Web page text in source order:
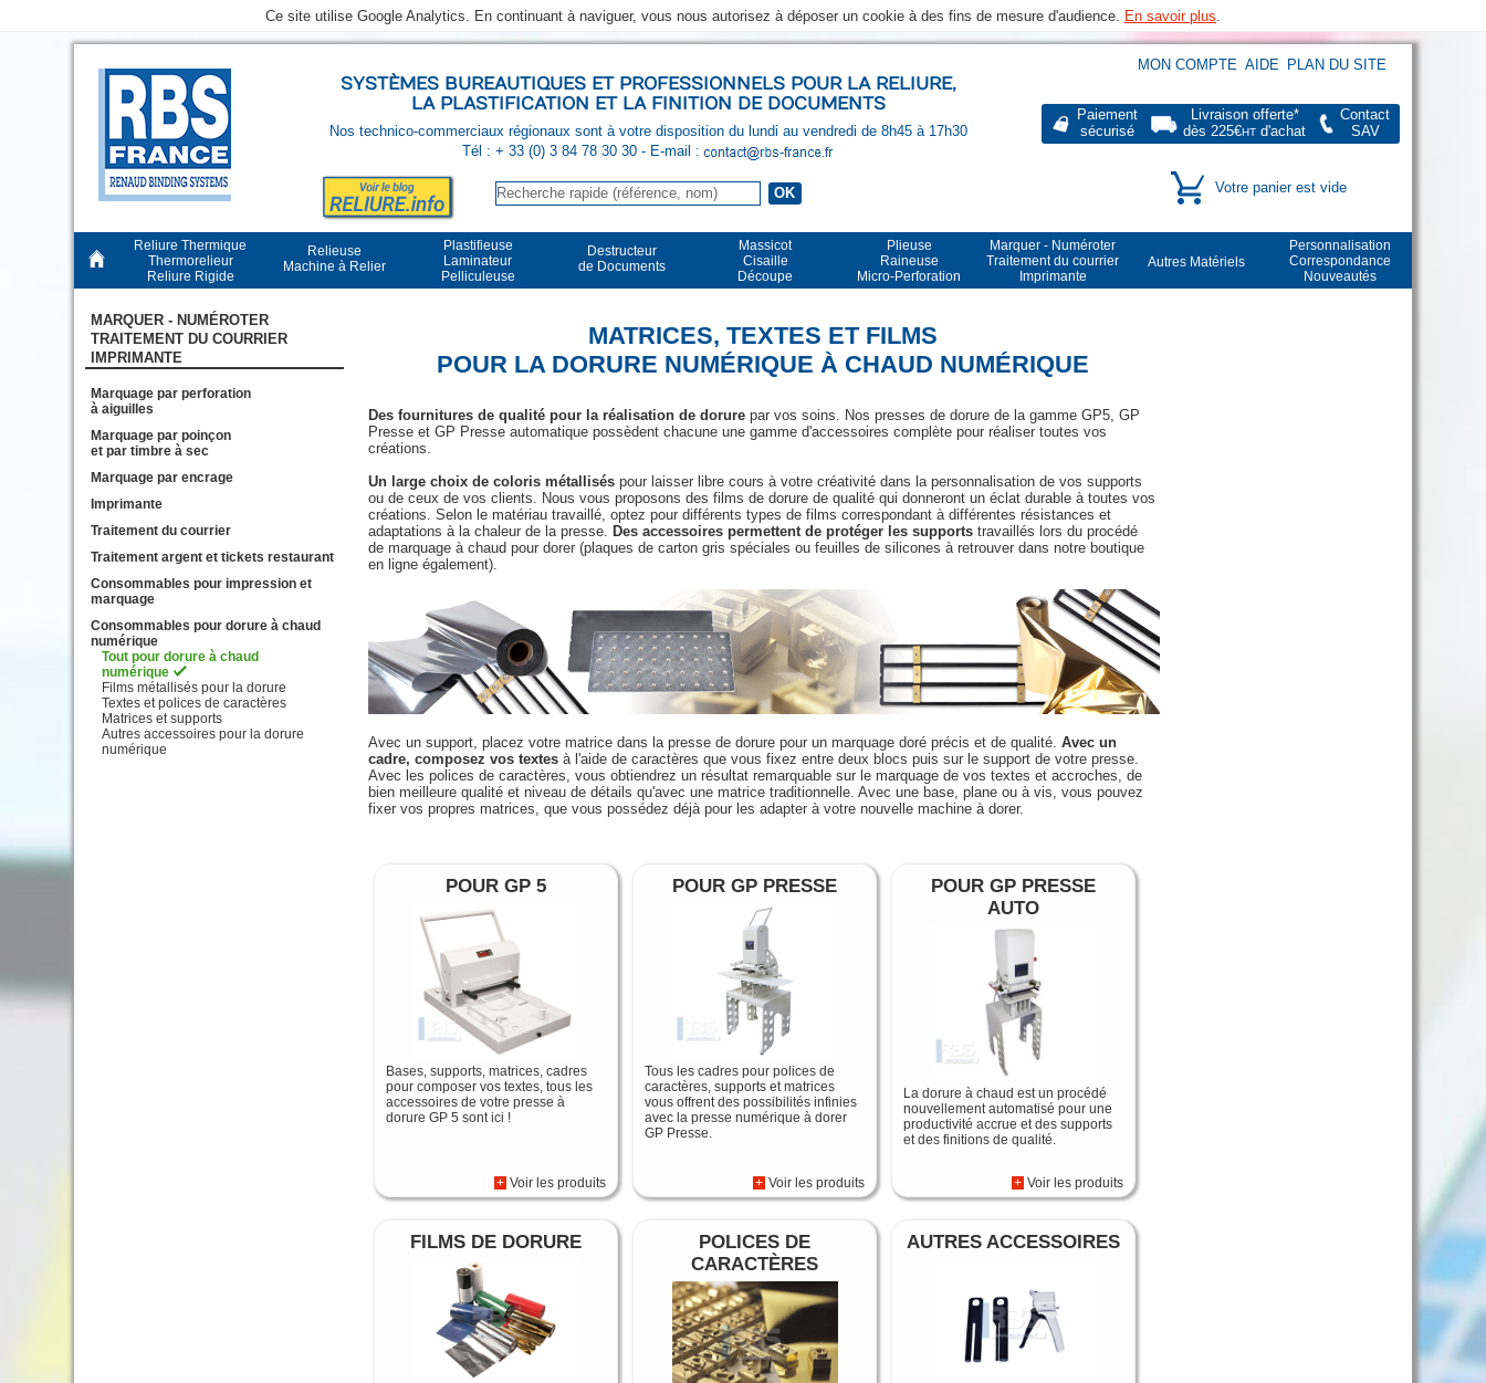
Ce site utilise Google Analytics. En continuant à naviguer, vous nous autorisez à déposer un cookie à des fins de mesure d'audience. En savoir plus
MON COMPTE AIDE PLAN DU SITE
Paiement
sécurisé
Livraison offerte*
dès 225€HT d'achat
Contact
SAV
Votre panier est vide
SYSTÈMES BUREAUTIQUES ET PROFESSIONNELS POUR LA RELIURE,
LA PLASTIFICATION ET LA FINITION DE DOCUMENTS
Nos technico-commerciaux régionaux sont à votre disposition du lundi au vendredi de 8h45 à 17h30
Tél : + 33 (0) 3 84 78 30 30 - E-mail :
Reliure Thermique
Thermorelieur
Reliure Rigide
Relieuse
Machine à Relier
Plastifieuse
Laminateur
Pelliculeuse
Destructeur
de Documents
Massicot
Cisaille
Découpe
Plieuse
Raineuse
Micro-Perforation
Marquer - Numéroter
Traitement du courrier
Imprimante
Autres Matériels
Personnalisation
Correspondance
Nouveautés
MARQUER - NUMÉROTER
TRAITEMENT DU COURRIER
IMPRIMANTE
Marquage par perforation
à aiguilles
Marquage par poinçon
et par timbre à sec
Marquage par encrage
Imprimante
Traitement du courrier
Traitement argent et tickets restaurant
Consommables pour impression et
marquage
Consommables pour dorure à chaud
numérique
Tout pour dorure à chaud
numérique
Films métallisés pour la dorure
Textes et polices de caractères
Matrices et supports
Autres accessoires pour la dorure
numérique
MATRICES, TEXTES ET FILMS
POUR LA DORURE NUMÉRIQUE À CHAUD NUMÉRIQUE
Des fournitures de qualité pour la réalisation de dorure par vos soins. Nos presses de dorure de la gamme GP5, GP
Presse et GP Presse automatique possèdent chacune une gamme d'accessoires complète pour réaliser toutes vos
créations.
Un large choix de coloris métallisés pour laisser libre cours à votre créativité dans la personnalisation de vos supports
ou de ceux de vos clients. Nous vous proposons des films de dorure de qualité qui donneront un éclat durable à toutes vos
créations. Selon le matériau travaillé, optez pour différents types de films correspondant à différentes résistances et
adaptations à la chaleur de la presse.
Des accessoires permettent de protéger les supports travaillés lors du procédé
de marquage à chaud pour dorer (plaques de carton gris spéciales ou feuilles de silicones à retrouver dans notre boutique
en ligne également).
Avec un support, placez votre matrice dans la presse de dorure pour un marquage doré précis et de qualité.Avec un
cadre, composez vos textes à l'aide de caractères que vous fixez entre deux blocs puis sur le support de votre presse.
Avec les polices de caractères, vous obtiendrez un résultat remarquable sur le marquage de vos textes et accroches, de
bien meilleure qualité et niveau de détails qu'avec une matrice traditionnelle. Avec une base, plane ou à vis, vous pouvez
fixer vos propres matrices, que vous possédez déjà pour les adapter à votre nouvelle machine à dorer.
POUR GP 5
Bases, supports, matrices, cadres
pour composer vos textes, tous les
accessoires de votre presse à
dorure GP 5 sont ici !
+ Voir les produits
POUR GP PRESSE
Tous les cadres pour polices de
caractères, supports et matrices
vous offrent des possibilités infinies
avec la presse numérique à dorer
GP Presse.
+ Voir les produits
POUR GP PRESSE
AUTO
La dorure à chaud est un procédé
nouvellement automatisé pour une
productivité accrue et des supports
et des finitions de qualité.
+ Voir les produits
FILMS DE DORURE
POLICES DE
CARACTÈRES
AUTRES ACCESSOIRES